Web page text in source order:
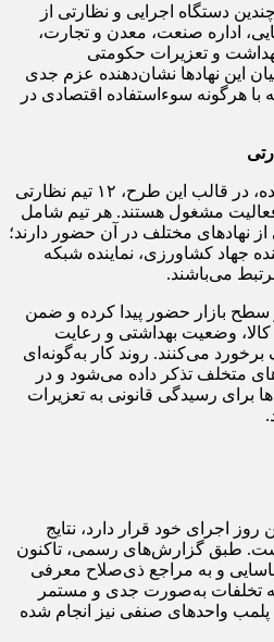
دستگاه اجرایی و نظارتی از
اداره صنعت، معدن و تجارت،
و تعزیرات حکومتی
این نهادها نشان‌دهنده عزم جدی
هرگونه سوءاستفاده اقتصادی در
بر اساس اطلاعات به‌دست‌آمده، در قالب این طرح، ۱۲ تیم نظارتی
مشغول هستند. هر تیم شامل
نهادهای مختلف در آن حضور دارند؛
جهاد کشاورزی، نماینده شبکه
می‌باشند.
سطح بازار حضور پیدا کرده و ضمن
وضعیت بهداشتی و رعایت
می‌کنند. روند کار به‌گونه‌ای
متخلف تذکر داده می‌شود و در
برای رسیدگی قانونی به تعزیرات
اجرای خود قرار دارد، نتایج
طبق گزارش‌های رسمی، تاکنون
و به مراجع ذی‌صلاح معرفی
تخلفات به‌صورت جدی و مستمر
پلمب واحدهای صنفی نیز انجام شده